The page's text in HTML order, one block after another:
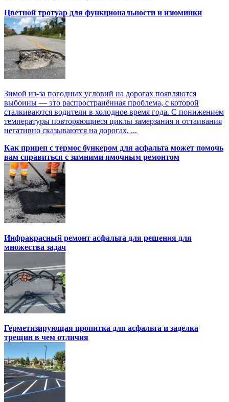
Цветной тротуар для функциональности и изюминки
Зимой из-за погодных условий на дорогах появляются
выбоины — это распространённая проблема, с которой
сталкиваются водители в холодное время года. С понижением
температуры повторяющиеся циклы замерзания и оттаивания
негативно сказываются на дорогах, ...
Как прицеп с термоc бункером для асфальта может помочь
вам справиться с зимними ямочным ремонтом
Инфракрасный ремонт асфальта для решения для
множества задач
Герметизирующая пропитка для асфальта и заделка
трещин в чем отличия